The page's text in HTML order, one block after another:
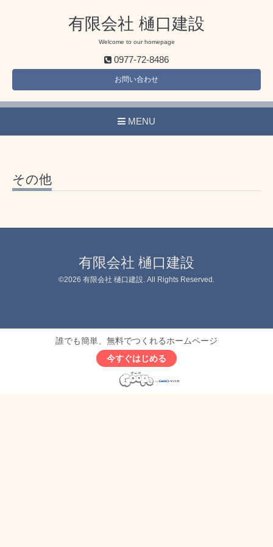
有限会社 樋口建設
Welcome to our homepage
0977-72-8486
お問い合わせ
MENU
その他
有限会社 樋口建設
©2026 有限会社 樋口建設 . All Rights Reserved.
誰でも簡単、無料でつくれるホームページ
今すぐはじめる